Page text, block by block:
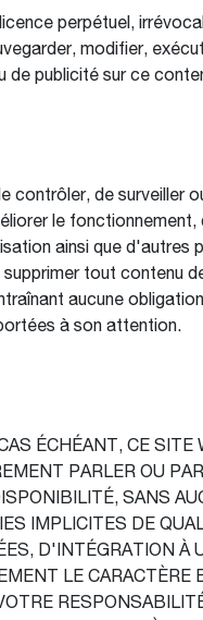
perpétuel,
modifier,
de publicité sur ce
contrôler, de surveiller
le fonctionnement,
ainsi que d'autres
tout contenu
aucune
à son attention.
ÉCHÉANT, CE SITE
PARLER OU
SANS
IMPLICITES DE
D'INTÉGRATION À
LE CARACTÈRE